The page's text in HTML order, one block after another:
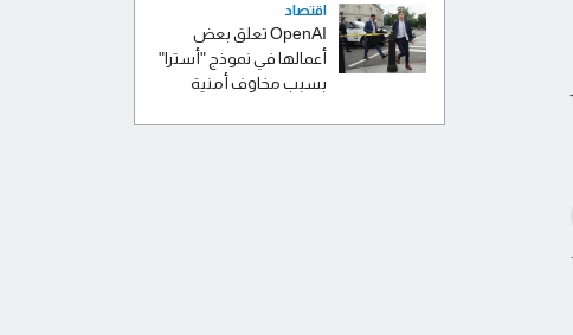
اقتصاد
OpenAI تعلق بعض
أعمالها في نموذج "أسترا"
بسبب مخاوف أمنية